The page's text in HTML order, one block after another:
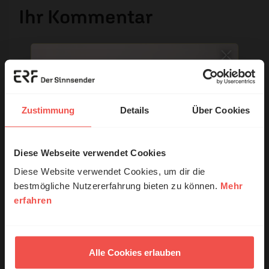
Zustimmung Details Über Cookies
Diese Webseite verwendet Cookies
Diese Website verwendet Cookies, um dir die
bestmögliche Nutzererfahrung bieten zu können. Mehr
erfahren
Alle Cookies erlauben
Ihr Kommentar
Name:
E-Mail:
Die E-Mail-Adresse wird nicht veröffentlicht.
Kommentar:
Meinen Kommentar nicht öffentlich teilen.
Ich bin damit einverstanden, dass meine Angaben
© Ruth Schneider / ERF